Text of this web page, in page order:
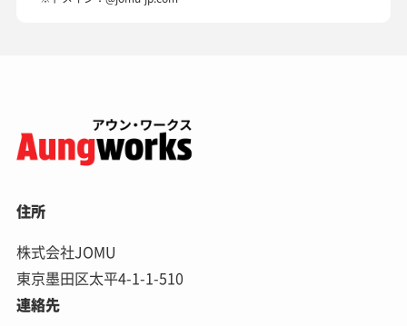
住所
株式会社JOMU
東京墨田区太平4-1-1-510
連絡先